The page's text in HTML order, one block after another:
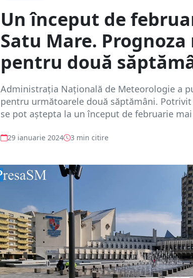
Un început de
Satu Mare.
pentru două
Administrația Națională de Meteorologie a
pentru următoarele două săptămâni.
se pot aștepta la un început de februarie
29 ianuarie 2024 3 min citire